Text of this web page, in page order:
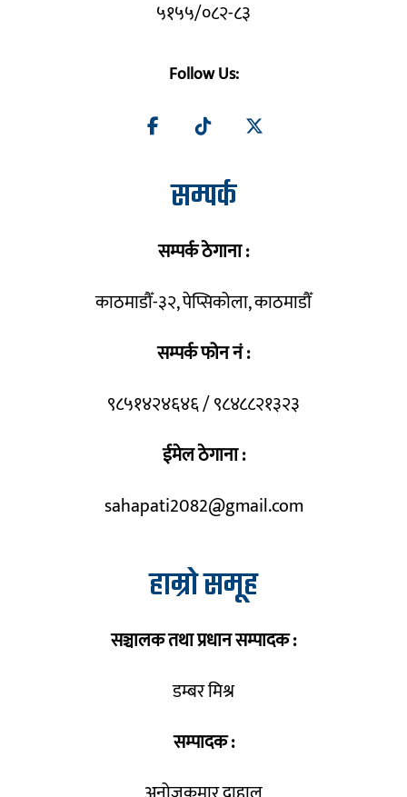
५१५५/०८२-८३
Follow Us:
सम्पर्क
सम्पर्क ठेगाना :
काठमाडौँ-३२, पेप्सिकोला, काठमाडौँ
सम्पर्क फोन नं :
९८५१४२४६४६ / ९८४८८२१३२३
ईमेल ठेगाना :
sahapati2082@gmail.com
हाम्रो समूह
सञ्चालक तथा प्रधान सम्पादक :
डम्बर मिश्र
सम्पादक :